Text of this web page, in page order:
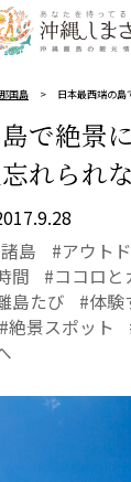
国島 日本最西端の島
で絶景
れられ
島 アウト
間
ココロ
島たび
体験
絶景スポット